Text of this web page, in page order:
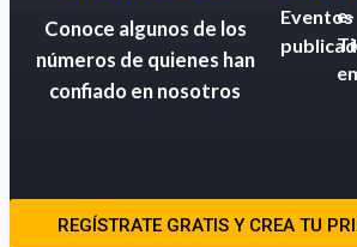
Conoce algunos de los
números de quienes han
confiado en nosotros
Eventos
e-
REGÍSTRATE GRATIS Y CREA TU